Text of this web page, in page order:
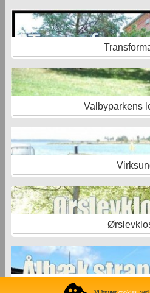
Valbyparkens
Ålbæk -